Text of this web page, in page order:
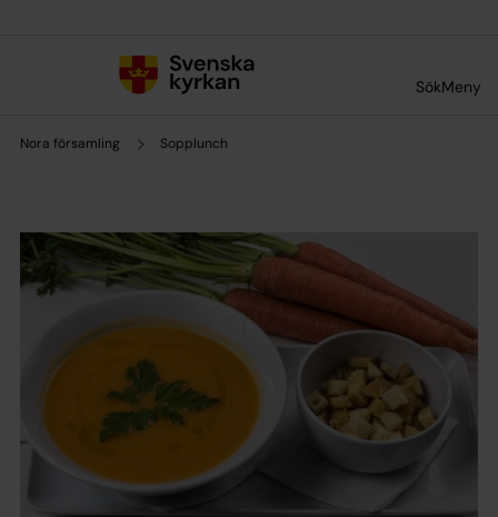
SökMeny
Nora församling Sopplunch